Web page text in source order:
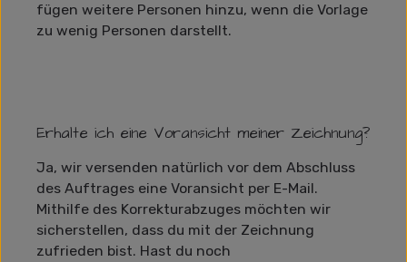
fügen weitere Personen hinzu, wenn die Vorlage
zu wenig Personen darstellt.
Erhalte ich eine Voransicht meiner Zeichnung?
Ja, wir versenden natürlich vor dem Abschluss
des Auftrages eine Voransicht per E-Mail.
Mithilfe des Korrekturabzuges möchten wir
sicherstellen, dass du mit der Zeichnung
zufrieden bist. Hast du noch